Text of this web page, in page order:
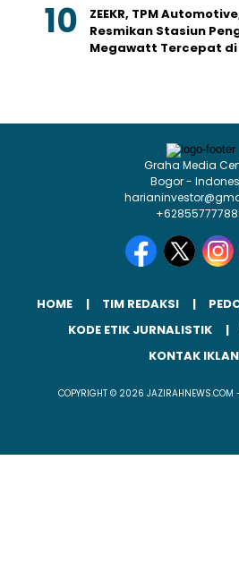
ZEEKR, TPM
Resmikan Stasiun
Megawatt Tercepat
Graha Media
Bogor -
HOME TIM REDAKSI
KODE ETIK JURNALISTIK
KONTAK IKLAN
COPYRIGHT © 2026 JAZIRAHNEWS.COM